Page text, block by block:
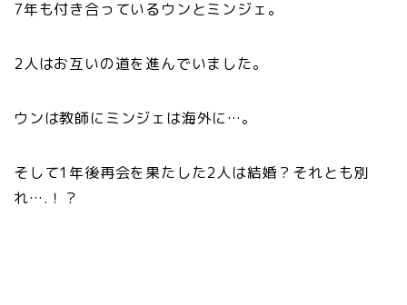
7年も付き合っているウンとミンジェ。
2人はお互いの道を進んでいました。
ウンは教師にミンジェは海外に…。
そして1年後再会を果たした2人は結婚？それとも別
れ….！？